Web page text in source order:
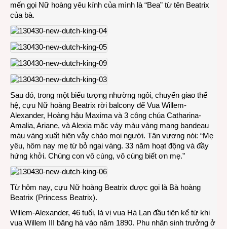
mến gọi Nữ hoàng yêu kính của mình là “Bea” từ tên Beatrix
của bà.
Sau đó, trong một biểu tượng nhường ngôi, chuyển giao thế
hệ, cựu Nữ hoàng Beatrix rời balcony để Vua Willem-
Alexander, Hoàng hậu Maxima và 3 công chúa Catharina-
Amalia, Ariane, và Alexia mặc váy màu vàng mang bandeau
màu vàng xuất hiện vẫy chào mọi người. Tân vương nói: “Mẹ
yêu, hôm nay mẹ từ bỏ ngai vàng. 33 năm hoạt động và đầy
hứng khởi. Chúng con vô cùng, vô cùng biết ơn mẹ.”
Từ hôm nay, cựu Nữ hoàng Beatrix được gọi là Bà hoàng
Beatrix (Princess Beatrix).
Willem-Alexander, 46 tuổi, là vị vua Hà Lan đầu tiên kể từ khi
vua Willem III băng hà vào năm 1890. Phu nhân sinh trưởng ở